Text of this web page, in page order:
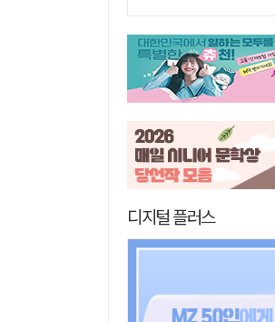
디지털 플러스